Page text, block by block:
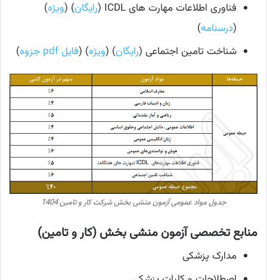
فناوری اطلاعات مهارت های ICDL (
رایگان) (ویژه)
(درسنامه)
شناخت تامین اجتماعی (رایگان) (ویژه) (فایل pdf جزوه )
جدول مواد عمومی آزمون منشی بخش شرکت کار و تامین 1404
منابع تخصصی آزمون منشی بخش (کار و تامین)
مدارک پزشکی